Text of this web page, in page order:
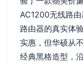
AC1200无线路
路由器的真实体
实惠，但华硕从
经典黑格造型，